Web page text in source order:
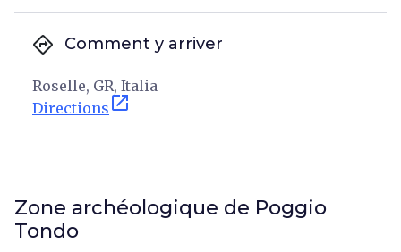
directions Comment y arriver
Roselle, GR, Italia
Directions open_in_new
Zone archéologique de Poggio
Tondo